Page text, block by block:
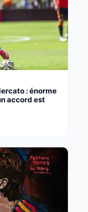
: énorme
accord est